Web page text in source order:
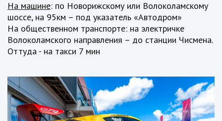
На машине: по Новорижскому или Волоколамскому
шоссе, на 95км – под указатель «Автодром»
На общественном транспорте: на электричке
Волоколамского направления – до станции Чисмена.
Оттуда - на такси 7 мин